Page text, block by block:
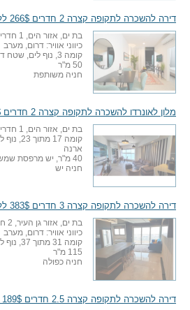
דירה להשכרה לתקופה קצרה 2 חדרים 266$ ללילה
בת ים, אזור הים, 1 חדרי שינה + סלון
כיווני אוויר: דרום, מערב
קומה 3, נוף לים, שטח דירה
50 מ"ר
חניה משותפת
מלון לאונרדו להשכרה לתקופה קצרה 2 חדרים 250$ ללילה
בת ים, אזור הים, 1 חדרי שינה + סלון
קומה
ארנה
40 מ"ר, יש מרפסת שמש 1
חניה יש
דירה להשכרה לתקופה קצרה 3 חדרים 383$ ללילה
בת ים, אזור גן העיר, 2 חדרי שינה + סלון
כיווני אוויר: דרום, מערב
קומה 31 מתוך 37, נוף לים, שטח דירה
115 מ"ר
חניה כפולה
דירה להשכרה לתקופה קצרה 2.5 חדרים 189$ ללילה